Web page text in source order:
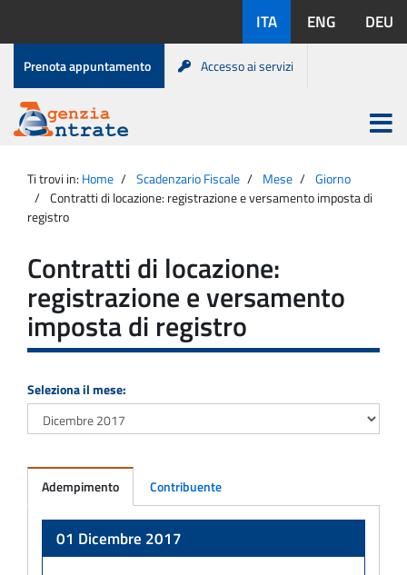
contenuto
disponibili:
ITA ENG DEU
Menu
di
servizio
Prenota appuntamento Accesso ai servizi
Agenzia
Entrate
Apri
menu
principale
Ti trovi in: Home Scadenzario Fiscale Mese
Giorno
Contratti di locazione: registrazione e versamento imposta di
registro
Contratti di locazione:
registrazione e versamento
imposta di registro
Seleziona il mese:
Adempimento Contribuente
01 Dicembre 2017